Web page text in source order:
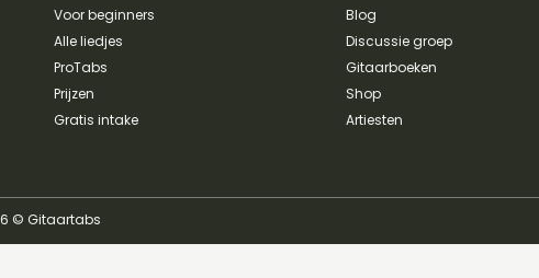
Voor beginners
Alle liedjes
ProTabs
Prijzen
Gratis intake
Blog
Discussie groep
Gitaarboeken
Shop
Artiesten
© Gitaartabs